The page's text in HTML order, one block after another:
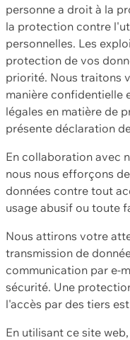
personne a droit à la
la protection contre
personnelles. Les
protection de vos
priorité. Nous traitons
manière confidentielle
légales en matière de
présente déclaration
En collaboration avec
nous nous efforçons
données contre tout
usage abusif ou toute
Nous attirons votre
transmission de
communication par e-
sécurité. Une
l'accès par des tiers
En utilisant ce site